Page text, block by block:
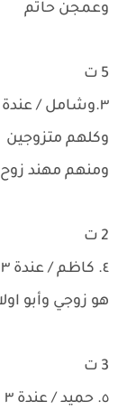
وعمجن حاتم
5 ت
٣.وشامل / عندة ٤ أولاد
وكلهم متزوجين
ومنهم مهند
2 ت
٤. كاظم / عندة ٣ أولاد
هو زوجي وأبو
3 ت
٥. حميد / عندة ٣ أولاد